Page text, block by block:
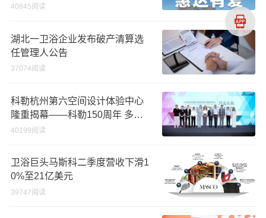
40845阅读
湖北一卫浴企业发布破产清算选
任管理人公告
37074阅读
科勒杭州第六空间设计体验中心
隆重揭幕——科勒150周年 多维
诠释优雅生活美学
40199阅读
卫浴巨头马斯科二季度营收下滑1
0%至21亿美元
39747阅读